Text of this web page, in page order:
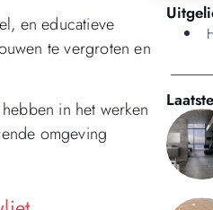
en educatieve
te vergroten en
in het werken
omgeving